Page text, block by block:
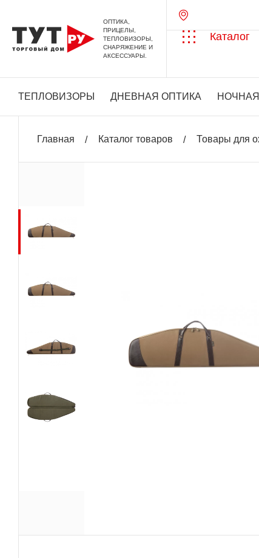
ОПТИКА,
ПРИЦЕЛЫ,
ТЕПЛОВИЗОРЫ,
СНАРЯЖЕНИЕ И
АКСЕССУАРЫ.
Каталог
ТЕПЛОВИЗОРЫ ДНЕВНАЯ ОПТИКА
Главная Каталог товаров Товары для